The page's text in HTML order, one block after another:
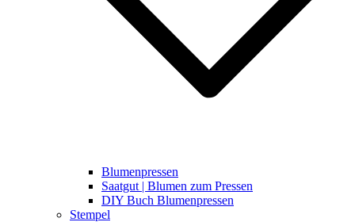
Blumenpressen
Saatgut | Blumen zum Pressen
DIY Buch Blumenpressen
Stempel